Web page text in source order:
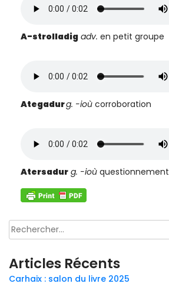
A-strolladig adv. en petit groupe
Ategadurg. -ioù corroboration
Atersadur g. -ioù questionnement
Rechercher :
Articles Récents
Carhaix : salon du livre 2025